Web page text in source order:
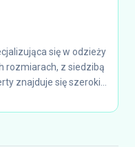
się w odzieży
rozmiarach, z siedzibą
znajduje się szeroki...